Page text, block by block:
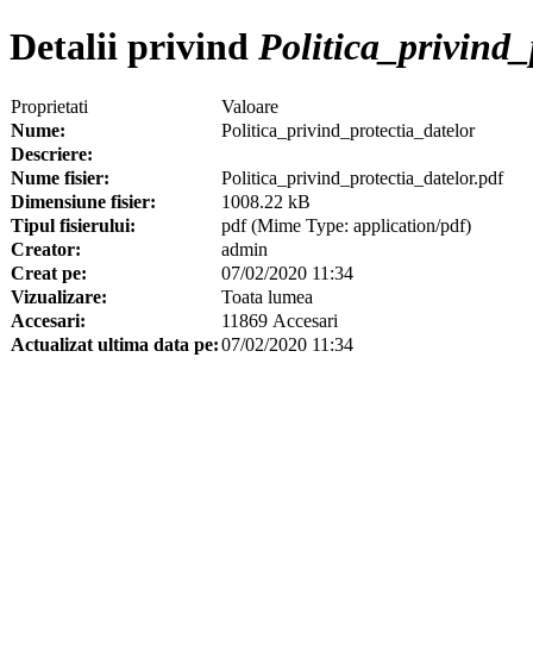
Detalii privind
Proprietati
Valoare
Nume:
Politica_privind_protectia_datelor
Descriere:
Nume fisier:
Politica_privind_protectia_datelor.pdf
Dimensiune fisier:
1008.22 kB
Tipul fisierului:
pdf (Mime Type: application/pdf)
Creator:
admin
Creat pe:
07/02/2020 11:34
Vizualizare:
Toata lumea
Accesari:
11869 Accesari
Actualizat ultima data pe:07/02/2020 11:34